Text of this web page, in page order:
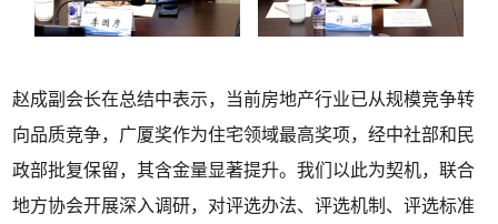
赵成副会长在总结中表示，当前房地产行业已从规模竞争转
向品质竞争，广厦奖作为住宅领域最高奖项，经中社部和民
政部批复保留，其含金量显著提升。我们以此为契机，联合
地方协会开展深入调研，对评选办法、评选机制、评选标准